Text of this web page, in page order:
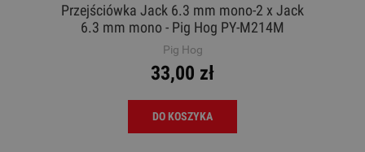
Przejściówka Jack 6.3 mm mono-2 x Jack
6.3 mm mono - Pig Hog PY-M214M
Pig Hog
33,00 zł
DO KOSZYKA